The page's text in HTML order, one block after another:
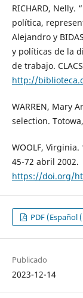
RICHARD,
política,
Alejandro y
y políticas de la
de trabajo.
http://
WARREN, Mary
selection.
WOOLF,
45-72 abril 2002.
https://doi.org/
PDF (Español
Publicado
2023-12-14